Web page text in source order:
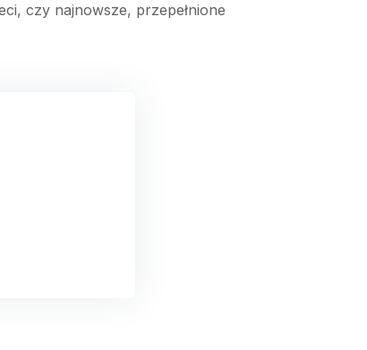
czy najnowsze, przepełnione